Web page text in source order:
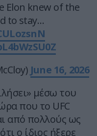
Elon knew of the
to stay…
June 16, 2026
μέσω του
που το UFC
από πολλούς ως
ο ίδιος ήξερε